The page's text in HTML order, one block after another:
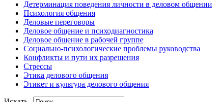
Детерминация поведения личности в деловом общении
Психология общения
Деловые переговоры
Деловое общение и психодиагностика
Деловое общение в рабочей группе
Cоциально-психологические проблемы руководства
Конфликты и пути их разрешения
Стрессы
Этика делового общения
Этикет и культура делового общения